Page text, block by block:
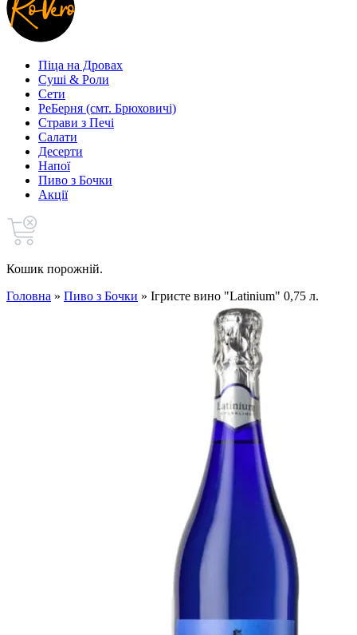
Піца на Дровах
Cуші & Роли
Сети
РеБерня (смт. Брюховичі)
Страви з Печі
Салати
Десерти
Напої
Пиво з Бочки
Акції
Кошик порожній.
Головна » Пиво з Бочки » Ігристе вино "Latinium" 0,75 л.